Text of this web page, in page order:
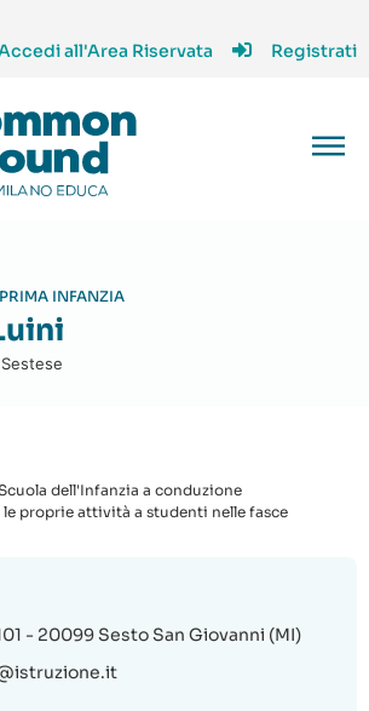
all'Area Riservata Registrati
INFANZIA
dell'Infanzia a conduzione
proprie attività a studenti nelle fasce
- 20099 Sesto San Giovanni (MI)